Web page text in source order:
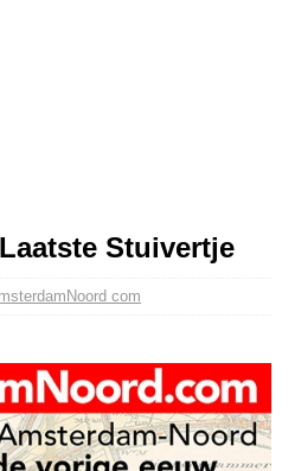
Stuivertje
com